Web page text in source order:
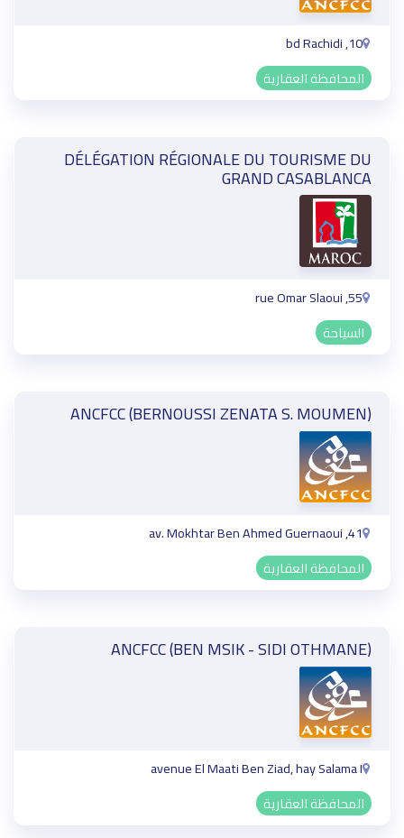
10, bd Rachidi
المحافظة العقارية
DÉLÉGATION RÉGIONALE DU TOURISME DU
GRAND CASABLANCA
55, rue Omar Slaoui
السياحة
ANCFCC (BERNOUSSI ZENATA S. MOUMEN)
41, av. Mokhtar Ben Ahmed Guernaoui
المحافظة العقارية
ANCFCC (BEN MSIK - SIDI OTHMANE)
avenue El Maati Ben Ziad, hay Salama I
المحافظة العقارية